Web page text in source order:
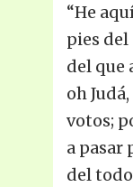
“He
pies del
del que
oh
votos;
a pasar
del